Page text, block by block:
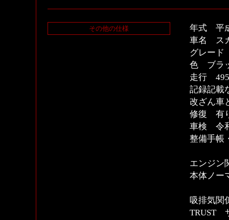
その他の仕様
年式 平
車名 ス
グレー
色 ブラ
走行
記録記載
改ざん車
修復 有
車検 令
整備手帳
エンジン
本体ノー
吸排気関
TRUST